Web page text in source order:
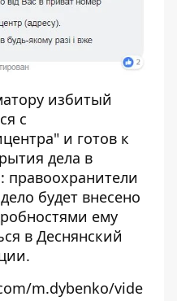
избитый
с
и готов к
дела в
будет внесено
ему
в Деснянский
m.dybenko/vide